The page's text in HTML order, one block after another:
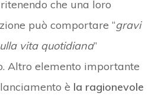
che una loro
può comportare “gravi
vita quotidiana”
Altro elemento importante
è la ragionevole